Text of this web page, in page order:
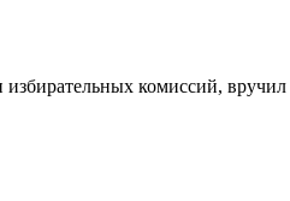
комиссий, вручил